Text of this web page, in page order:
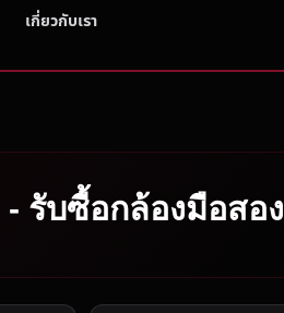
เกี่ยวกับเรา
รับซื้อกล้องมือสอง